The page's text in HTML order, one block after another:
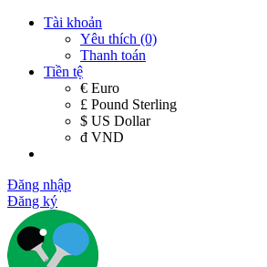
Tài khoản
Yêu thích (0)
Thanh toán
Tiền tệ
€ Euro
£ Pound Sterling
$ US Dollar
đ VND
Đăng nhập
Đăng ký